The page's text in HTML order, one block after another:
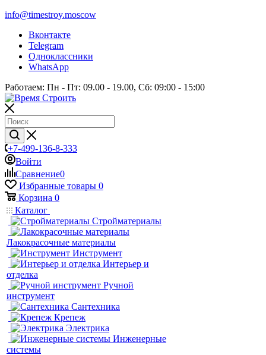
info@timestroy.moscow
Вконтакте
Telegram
Одноклассники
WhatsApp
Работаем: Пн - Пт: 09.00 - 19.00, Сб: 09:00 - 15:00
+7-499-136-8-333
Войти
Сравнение0
Избранные товары 0
Корзина 0
Каталог
Стройматериалы
Лакокрасочные материалы
Инструмент
Интерьер и
отделка
Ручной
инструмент
Сантехника
Крепеж
Электрика
Инженерные
системы